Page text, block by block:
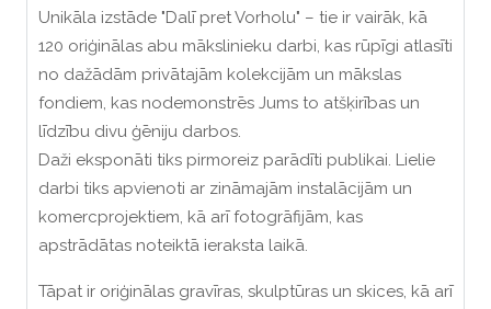
Unikāla izstāde "Dalī pret Vorholu" – tie ir vairāk, kā
120 oriģinālas abu mākslinieku darbi, kas rūpīgi atlasīti
no dažādām privātajām kolekcijām un mākslas
fondiem, kas nodemonstrēs Jums to atšķirības un
līdzību divu ģēniju darbos.
Daži eksponāti tiks pirmoreiz parādīti publikai. Lielie
darbi tiks apvienoti ar zināmajām instalācijām un
komercprojektiem, kā arī fotogrāfijām, kas
apstrādātas noteiktā ieraksta laikā.
Tāpat ir oriģinālas gravīras, skulptūras un skices, kā arī